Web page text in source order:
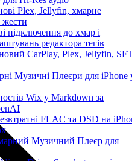
Plex, Jellyfin, хмарне
жести
підключення до хмар і
редактора тегів
CarPlay, Plex, Jellyfin,
Музичні Плеєри для iPhone
Wix у Markdown за
FLAC та DSD на
Музичний Плеєр для